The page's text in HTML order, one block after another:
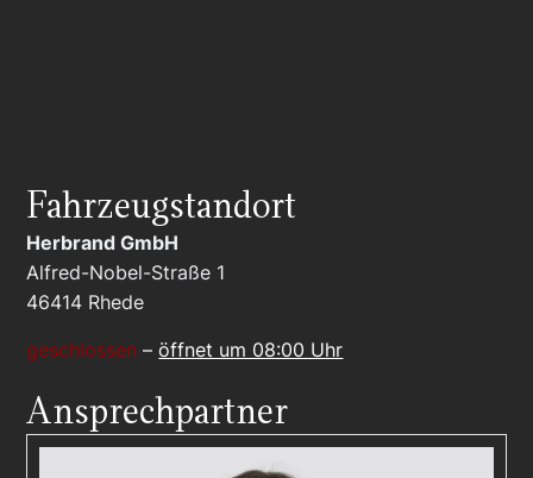
Fahrzeugstandort
Herbrand GmbH
Alfred-Nobel-Straße 1
46414 Rhede
geschlossen –öffnet um 08:00 Uhr
Ansprechpartner